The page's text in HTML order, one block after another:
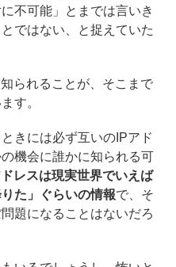
不可能」とまでは言いき
ではない、と捉えていた
られることが、そこまで
す。
きには必ず互いのIPアド
機会に誰かに知られる可
ドレスは現実世界でいえば
た」ぐらいの情報で、そ
題になることはないだろ